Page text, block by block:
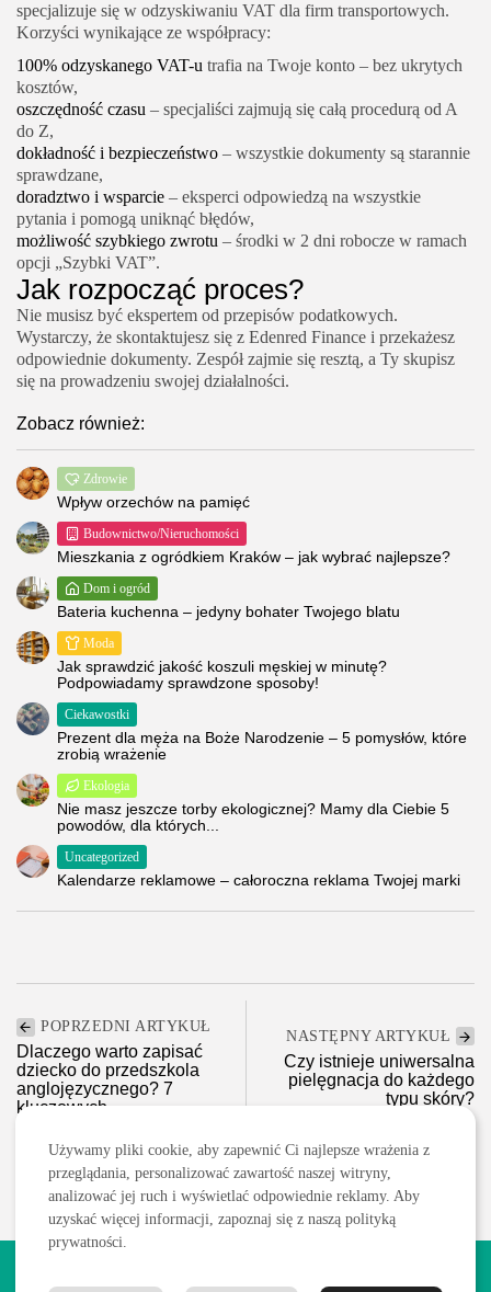
specjalizuje się w odzyskiwaniu VAT dla firm transportowych.
Korzyści wynikające ze współpracy:
100% odzyskanego VAT-u trafia na Twoje konto – bez ukrytych
kosztów,
oszczędność czasu – specjaliści zajmują się całą procedurą od A
do Z,
dokładność i bezpieczeństwo – wszystkie dokumenty są starannie
sprawdzane,
doradztwo i wsparcie – eksperci odpowiedzą na wszystkie
pytania i pomogą uniknąć błędów,
możliwość szybkiego zwrotu – środki w 2 dni robocze w ramach
opcji „Szybki VAT”.
Jak rozpocząć proces?
Nie musisz być ekspertem od przepisów podatkowych.
Wystarczy, że skontaktujesz się z Edenred Finance i przekażesz
odpowiednie dokumenty. Zespół zajmie się resztą, a Ty skupisz
się na prowadzeniu swojej działalności.
Zobacz również:
Zdrowie
Wpływ orzechów na pamięć
Budownictwo/Nieruchomości
Mieszkania z ogródkiem Kraków – jak wybrać najlepsze?
Dom i ogród
Bateria kuchenna – jedyny bohater Twojego blatu
Moda
Jak sprawdzić jakość koszuli męskiej w minutę?
Podpowiadamy sprawdzone sposoby!
Ciekawostki
Prezent dla męża na Boże Narodzenie – 5 pomysłów, które
zrobią wrażenie
Ekologia
Nie masz jeszcze torby ekologicznej? Mamy dla Ciebie 5
powodów, dla których...
Uncategorized
Kalendarze reklamowe – całoroczna reklama Twojej marki
POPRZEDNI ARTYKUŁ
Dlaczego warto zapisać
dziecko do przedszkola
anglojęzycznego? 7
kluczowych...
Rodzina, dziecko, ciąża
NASTĘPNY ARTYKUŁ
Czy istnieje uniwersalna
pielęgnacja do każdego
typu skóry?
Używamy pliki cookie, aby zapewnić Ci najlepsze wrażenia z
przeglądania, personalizować zawartość naszej witryny,
analizować jej ruch i wyświetlać odpowiednie reklamy. Aby
uzyskać więcej informacji, zapoznaj się z naszą polityką
prywatności.